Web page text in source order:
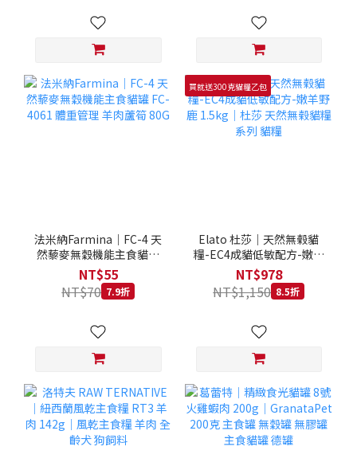
法米納Farmina｜FC-4 天
然藜麥無穀機能主食貓罐
FC-4061 體重管理 羊肉蘆
筍 80G
NT$55
NT$70 7.9折
買就送300克貓糧乙包
Elato 杜莎｜天然無榖貓
糧-EC4成貓低敏配方-嫩羊
野鹿 1.5kg｜杜莎 天然無
榖貓糧系列 貓糧
NT$978
NT$1,150 8.5折